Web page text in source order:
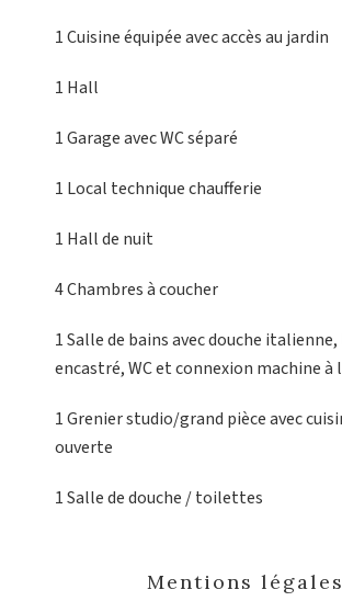
1 Cuisine équipéeavec accès au jardin
1 Hall
1 Garageavec WC séparé
1 Local techniquechaufferie
1 Hallde nuit
4 Chambresà coucher
1 Salle de bainsavec douche italienne,
encastré, WC et connexion machine à
1 Grenierstudio/grand pièce avec
ouverte
1 Salle de douche / toilettes
Mentions légales